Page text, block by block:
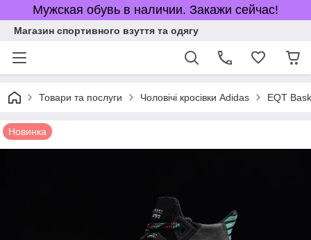
Мужская обувь в наличии. Закажи сейчас!
Магазин спортивного взуття та одягу
Товари та послуги Чоловічі кросівки Adidas EQT
Новинка